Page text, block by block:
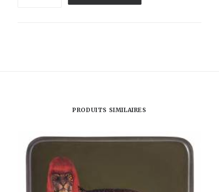
PRODUITS SIMILAIRES